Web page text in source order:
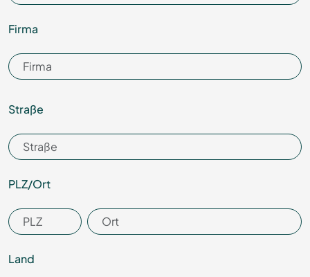
Firma
Straße
PLZ/­Ort
Land